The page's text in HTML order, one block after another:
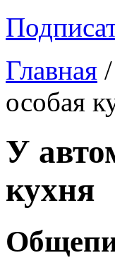
Главная /
особая
У
кухня